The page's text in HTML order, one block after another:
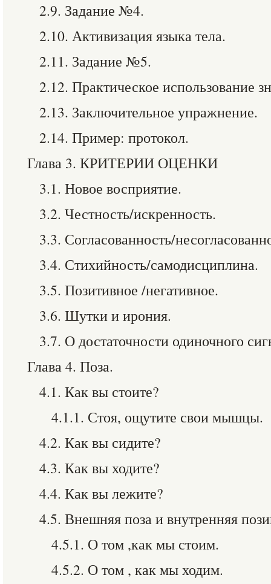
2.9. Задание №4.
2.10. Активизация языка тела.
2.11. Задание №5.
2.12. Практическое использование
2.13. Заключительное упражнение.
2.14. Пример: протокол.
Глава 3. КРИТЕРИИ ОЦЕНКИ
3.1. Новое восприятие.
3.2. Честность/искренность.
3.3. Согласованность/
3.4. Стихийность/самодисциплина.
3.5. Позитивное /негативное.
3.6. Шутки и ирония.
3.7. О достаточности одиночного
Глава 4. Поза.
4.1. Как вы стоите?
4.1.1. Стоя, ощутите свои мышцы.
4.2. Как вы сидите?
4.3. Как вы ходите?
4.4. Как вы лежите?
4.5. Внешняя поза и внутренняя
4.5.1. О том ,как мы стоим.
4.5.2. О том , как мы ходим.